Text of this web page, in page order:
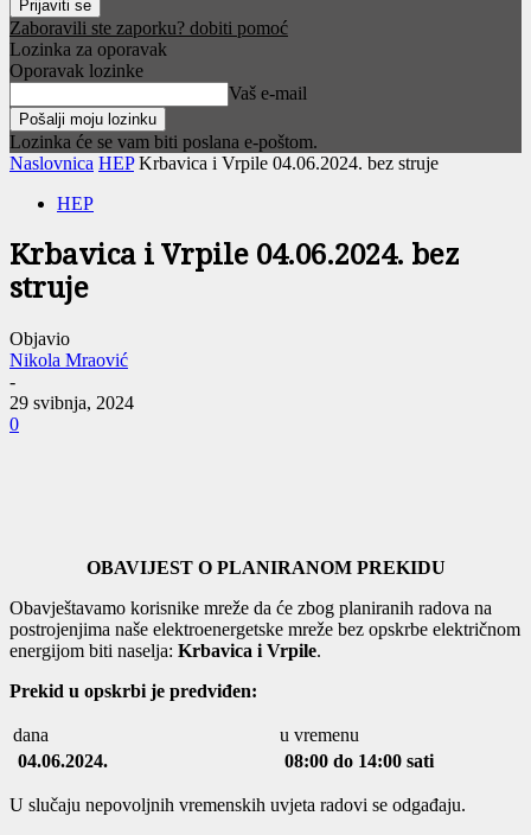
Zaboravili ste zaporku? dobiti pomoć
Lozinka za oporavak
Oporavak lozinke
Vaš e-mail
Lozinka će se vam biti poslana e-poštom.
Naslovnica HEP Krbavica i Vrpile 04.06.2024. bez struje
HEP
Krbavica i Vrpile 04.06.2024. bez
struje
Objavio
Nikola Mraović
-
29 svibnja, 2024
0
OBAVIJEST O PLANIRANOM PREKIDU
Obavještavamo korisnike mreže da će zbog planiranih radova na
postrojenjima naše elektroenergetske mreže bez opskrbe električnom
energijom biti naselja: Krbavica i Vrpile.
Prekid u opskrbi je predviđen:
dana
u vremenu
04.06.2024.
08:00 do 14:00 sati
U slučaju nepovoljnih vremenskih uvjeta radovi se odgađaju.